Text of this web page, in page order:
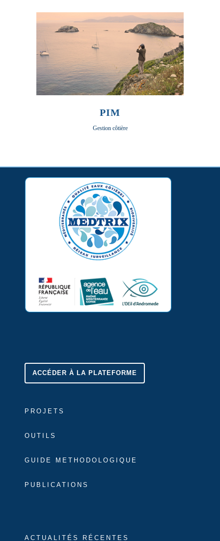
PIM
Gestion côtière
ACCÉDER À LA PLATEFORME
PROJETS
OUTILS
GUIDE METHODOLOGIQUE
PUBLICATIONS
ACTUALITÉS RÉCENTES